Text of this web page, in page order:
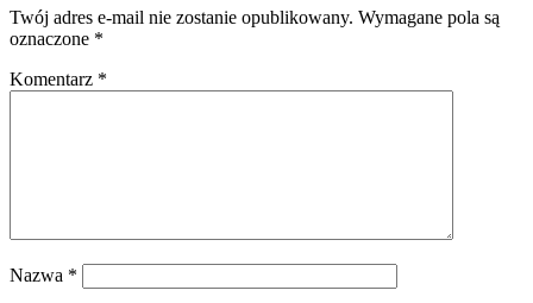
Twój adres e-mail nie zostanie opublikowany. Wymagane pola są
oznaczone *
Komentarz *
Nazwa *